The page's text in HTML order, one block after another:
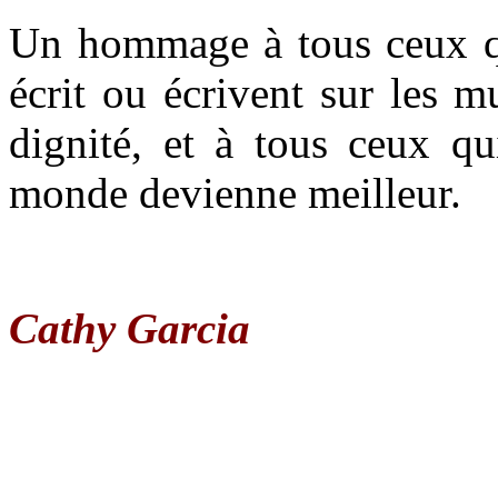
Un hommage à tous ceux
écrit ou écrivent sur les
dignité, et à tous ceux
monde devienne meilleur.
Cathy Garcia